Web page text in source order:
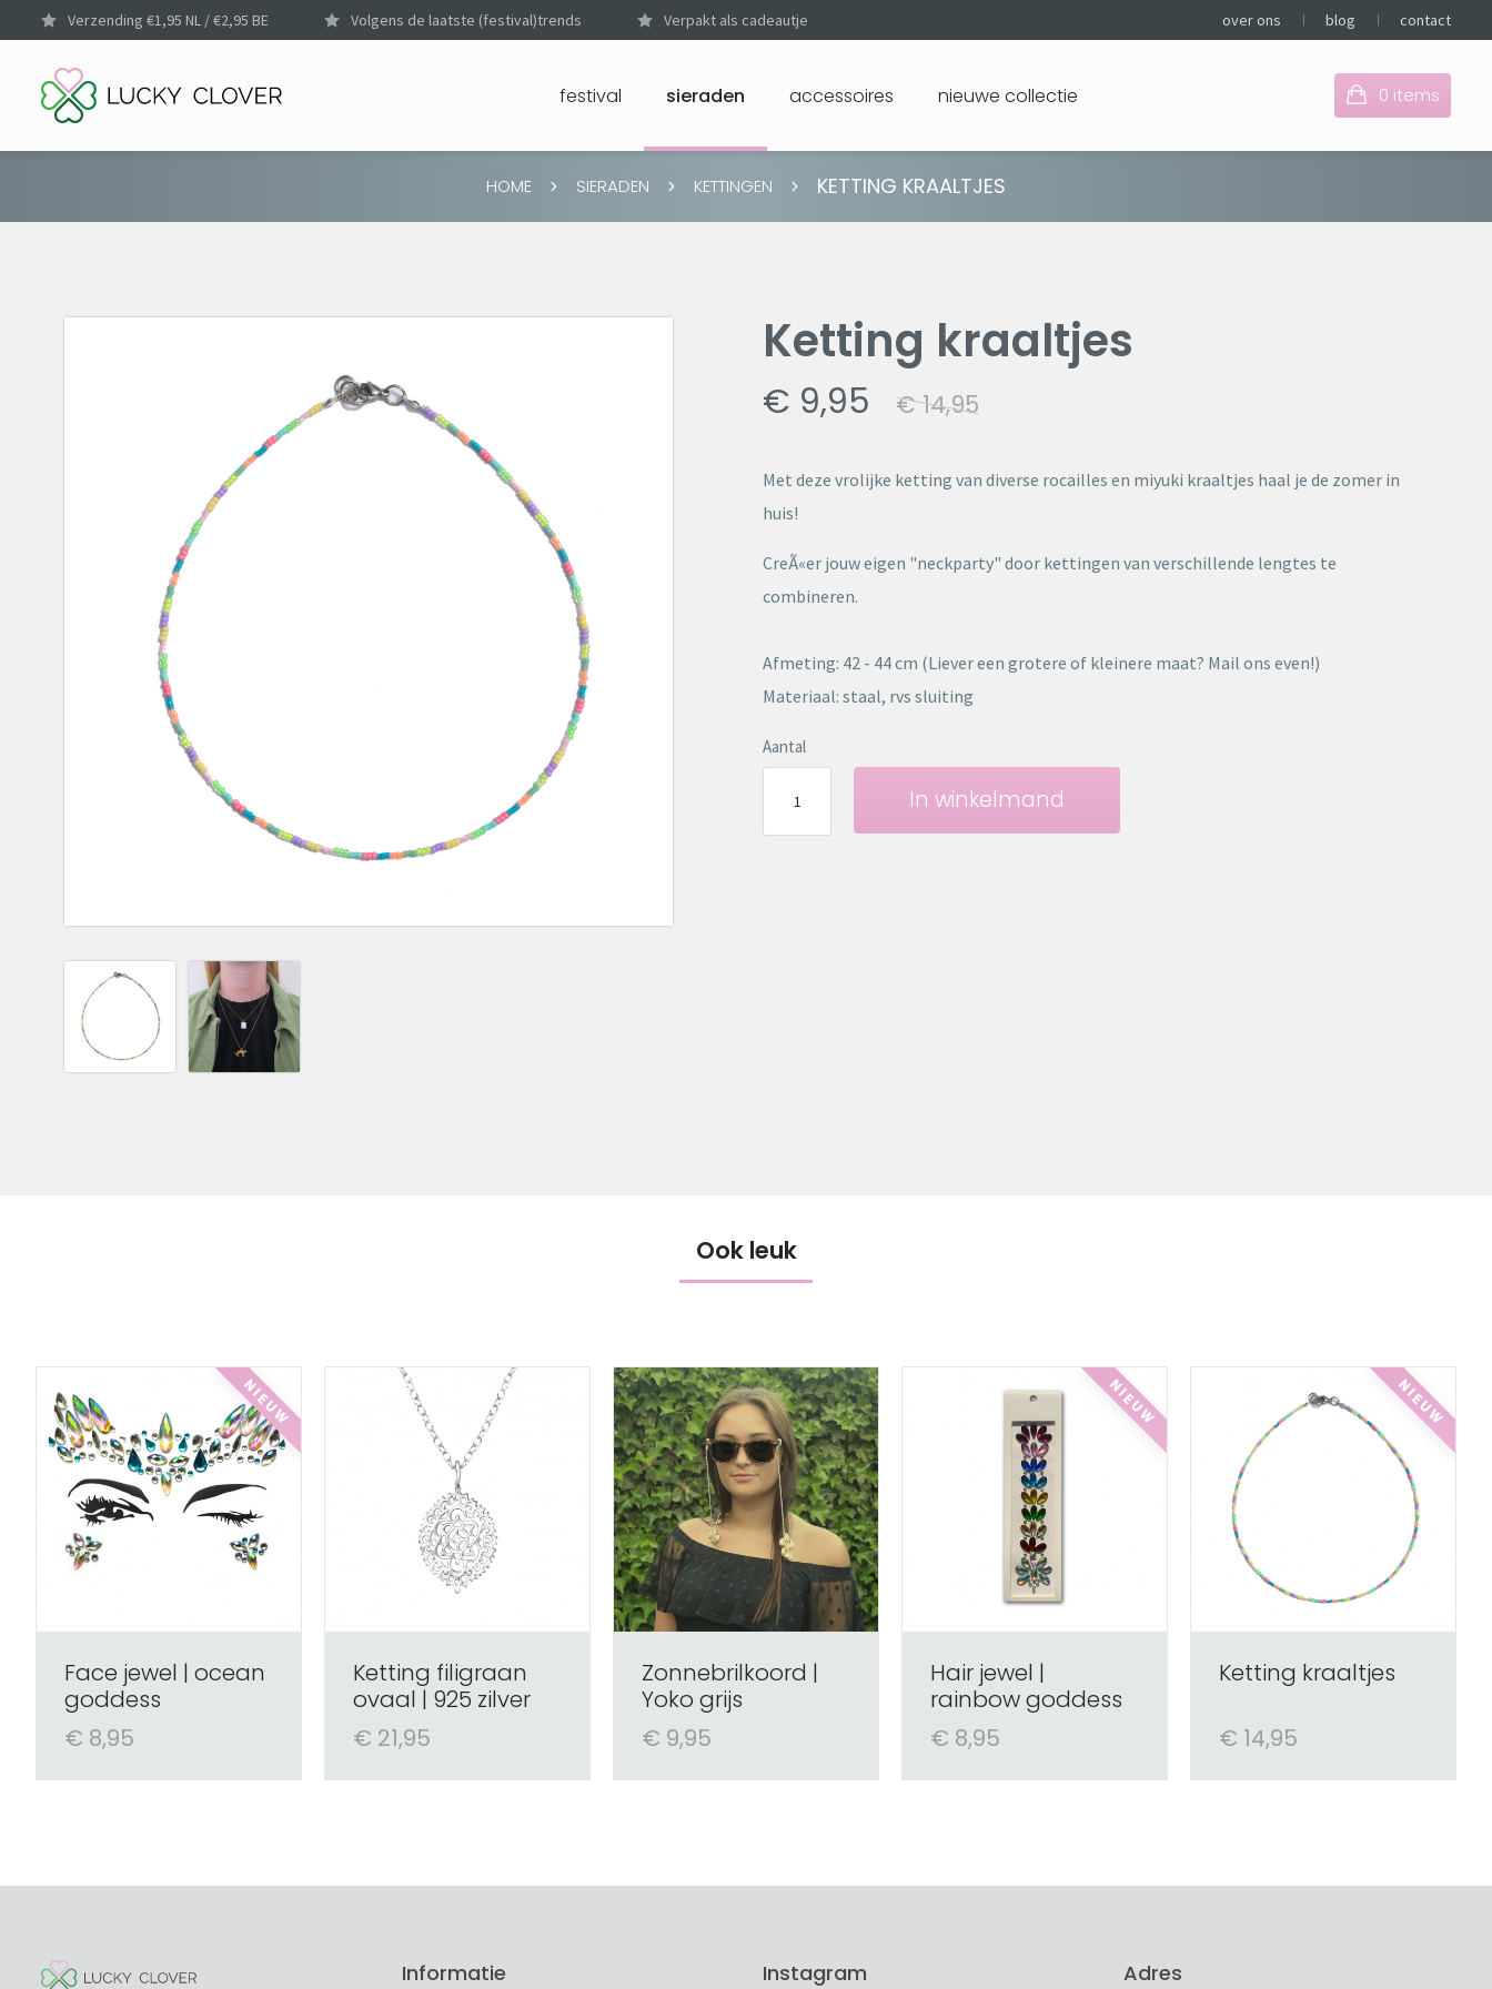
Verzending €1,95 NL / €2,95 BE Volgens de laatste (festival)trends Verpakt als cadeautje over ons blog contact
festival sieraden accessoires nieuwe collectie 0 items
HOME SIERADEN KETTINGEN KETTING KRAALTJES
Ketting kraaltjes
€ 9,95 € 14,95
Met deze vrolijke ketting van diverse rocailles en miyuki kraaltjes haal je de zomer in
huis!
CreÃ«er jouw eigen "neckparty" door kettingen van verschillende lengtes te
combineren.
Afmeting: 42 - 44 cm (Liever een grotere of kleinere maat? Mail ons even!)
Materiaal: staal, rvs sluiting
Aantal
In winkelmand
Ook leuk
Face jewel | ocean
goddess
€ 8,95
Ketting filigraan
ovaal | 925 zilver
€ 21,95
Zonnebrilkoord |
Yoko grijs
€ 9,95
Hair jewel |
rainbow goddess
€ 8,95
Ketting kraaltjes
€ 14,95
Informatie Instagram Adres